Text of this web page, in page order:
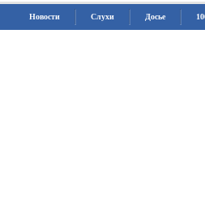
Новости Слухи Досье